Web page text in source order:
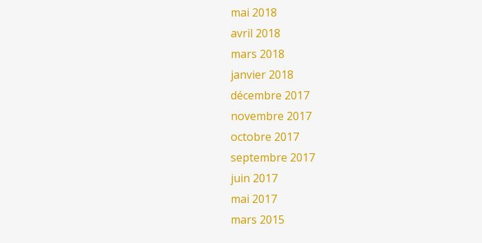
mai 2018
avril 2018
mars 2018
janvier 2018
décembre 2017
novembre 2017
octobre 2017
septembre 2017
juin 2017
mai 2017
mars 2015